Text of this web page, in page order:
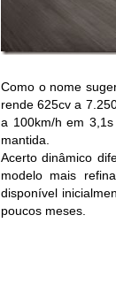
Como o nome
rende 625cv a
a 100km/h em
mantida.
Acerto dinâmico
modelo mais
disponível
poucos meses.